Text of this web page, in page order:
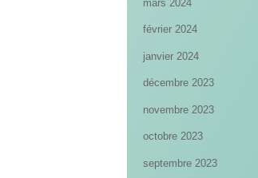
mars 2024
février 2024
janvier 2024
décembre 2023
novembre 2023
octobre 2023
septembre 2023